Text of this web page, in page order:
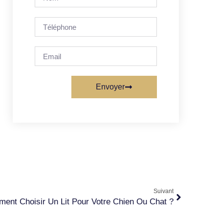
Envoyer
Suivant
Choisir Un Lit Pour Votre Chien Ou Chat ?